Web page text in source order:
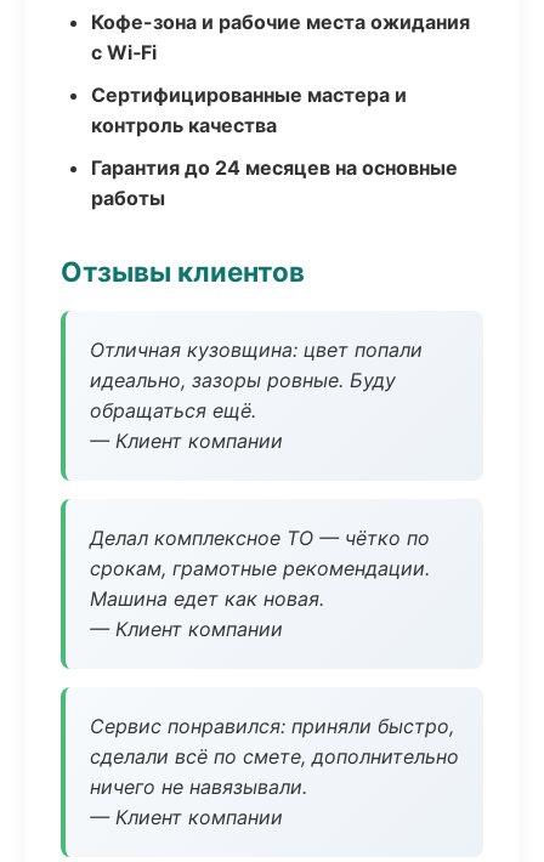
Кофе-зона и рабочие места ожидания
с Wi‑Fi
Сертифицированные мастера и
контроль качества
Гарантия до 24 месяцев на основные
работы
Отзывы клиентов
Отличная кузовщина: цвет попали
идеально, зазоры ровные. Буду
обращаться ещё.
— Клиент компании
Делал комплексное ТО — чётко по
срокам, грамотные рекомендации.
Машина едет как новая.
— Клиент компании
Сервис понравился: приняли быстро,
сделали всё по смете, дополнительно
ничего не навязывали.
— Клиент компании